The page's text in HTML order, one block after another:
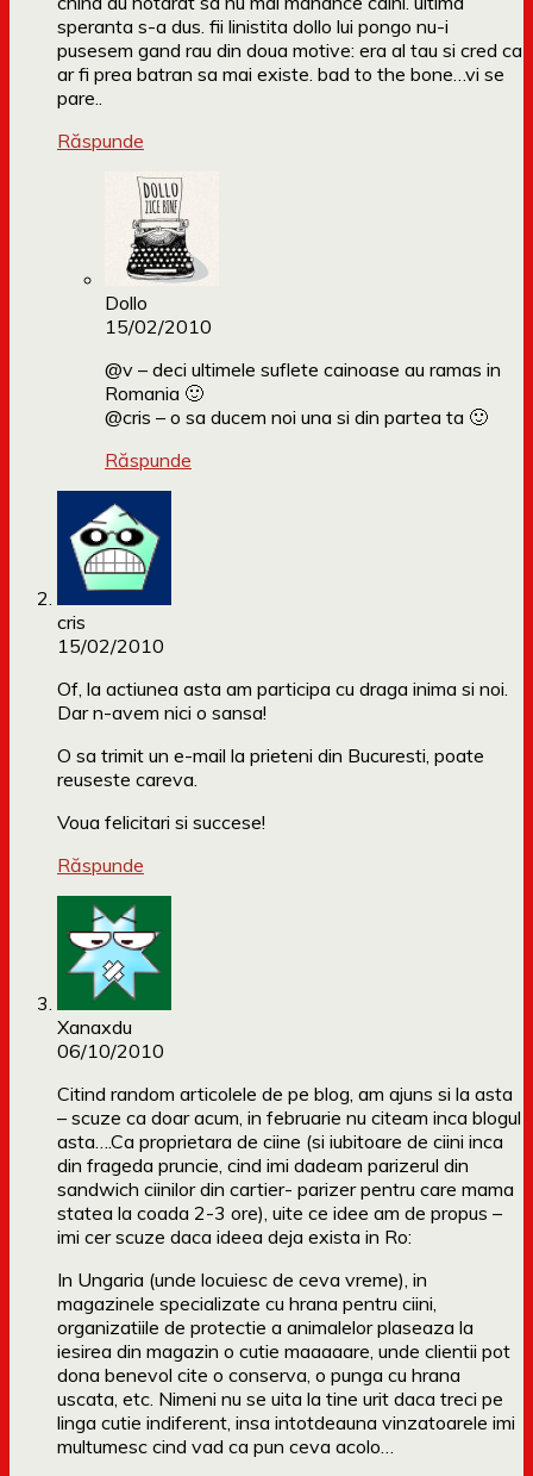
speranta s-a dus. fii linistita dollo lui pongo nu-i
pusesem gand rau din doua motive: era al tau si cred ca
ar fi prea batran sa mai existe. bad to the bone…vi se
pare..
Răspunde
Dollo
15/02/2010
@v – deci ultimele suflete cainoase au ramas in
Romania 🙂
@cris – o sa ducem noi una si din partea ta 🙂
Răspunde
cris
15/02/2010
Of, la actiunea asta am participa cu draga inima si noi.
Dar n-avem nici o sansa!
O sa trimit un e-mail la prieteni din Bucuresti, poate
reuseste careva.
Voua felicitari si succese!
Răspunde
Xanaxdu
06/10/2010
Citind random articolele de pe blog, am ajuns si la asta
– scuze ca doar acum, in februarie nu citeam inca blogul
asta….Ca proprietara de ciine (si iubitoare de ciini inca
din frageda pruncie, cind imi dadeam parizerul din
sandwich ciinilor din cartier- parizer pentru care mama
statea la coada 2-3 ore), uite ce idee am de propus –
imi cer scuze daca ideea deja exista in Ro:
In Ungaria (unde locuiesc de ceva vreme), in
magazinele specializate cu hrana pentru ciini,
organizatiile de protectie a animalelor plaseaza la
iesirea din magazin o cutie maaaaare, unde clientii pot
dona benevol cite o conserva, o punga cu hrana
uscata, etc. Nimeni nu se uita la tine urit daca treci pe
linga cutie indiferent, insa intotdeauna vinzatoarele imi
multumesc cind vad ca pun ceva acolo…